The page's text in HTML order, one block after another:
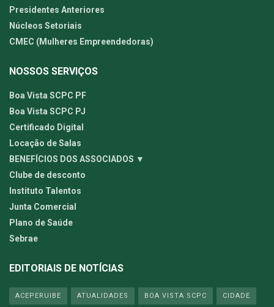
Presidentes Anteriores
Núcleos Setoriais
CMEC (Mulheres Empreendedoras)
NOSSOS SERVIÇOS
Boa Vista SCPC PF
Boa Vista SCPC PJ
Certificado Digital
Locação de Salas
BENEFÍCIOS DOS ASSOCIADOS ▼
Clube de desconto
Instituto Talentos
Junta Comercial
Plano de Saúde
Sebrae
EDITORIAIS DE NOTÍCIAS
ACEPERUIBE ATUALIDADES BOA VISTA SCPC CIDADE